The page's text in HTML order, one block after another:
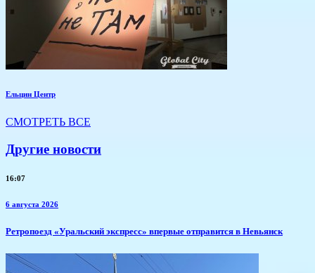
Ельцин Центр
СМОТРЕТЬ ВСЕ
Другие новости
16:07
6 августа 2026
​Ретропоезд «Уральский экспресс» впервые отправится в Невьянск